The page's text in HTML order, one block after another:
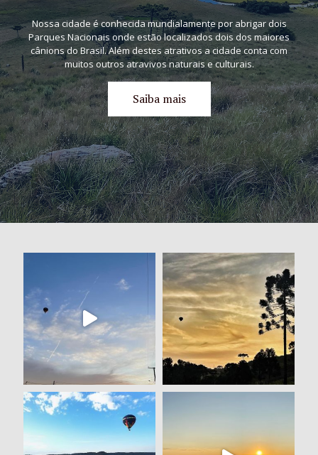
Nossa cidade é conhecida mundialamente por abrigar dois
Parques Nacionais onde estão localizados dois dos maiores
cânions do Brasil. Além destes atrativos a cidade conta com
muitos outros atravivos naturais e culturais.
Saiba mais